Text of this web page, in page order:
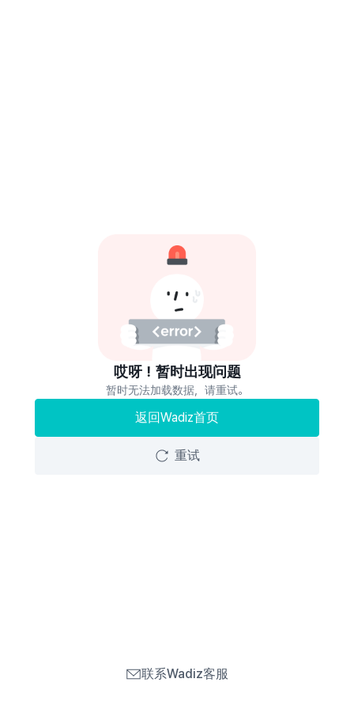
哎呀！暂时出现问题
暂时无法加载数据，请重试。
返回Wadiz首页
重试
联系Wadiz客服